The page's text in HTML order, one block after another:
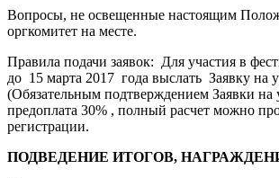
Вопросы, не освещенные настоящим
оргкомитет на месте.
Правила подачи заявок: Для участия в
до 15 марта 2017 года выслать Заявку на
(Обязательным подтверждением Заявки на
предоплата 30% , полный расчет можно
регистрации.
ПОДВЕДЕНИЕ ИТОГОВ,